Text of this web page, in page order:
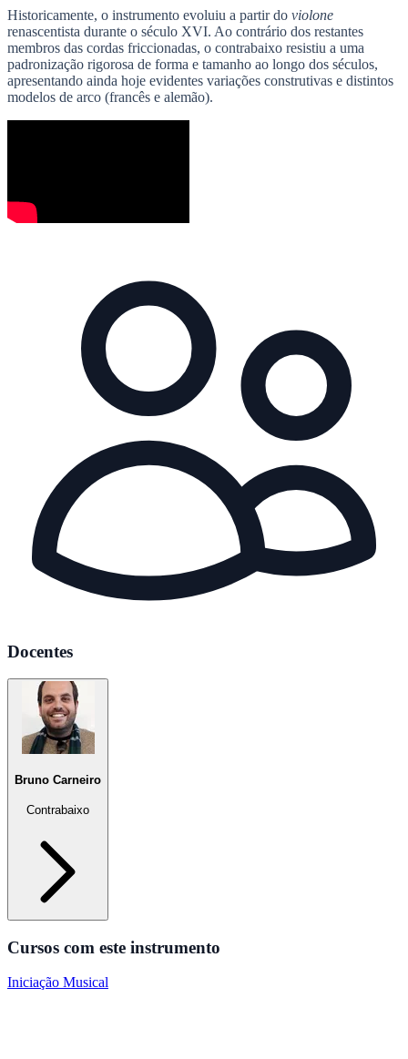
Historicamente, o instrumento evoluiu a partir do violone
renascentista durante o século XVI. Ao contrário dos restantes
membros das cordas friccionadas, o contrabaixo resistiu a uma
padronização rigorosa de forma e tamanho ao longo dos séculos,
apresentando ainda hoje evidentes variações construtivas e distintos
modelos de arco (francês e alemão).
Docentes
Bruno Carneiro
Contrabaixo
Cursos com este instrumento
Iniciação Musical